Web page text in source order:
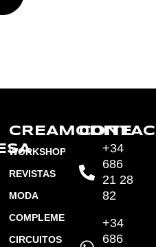
CREAMODITE
WORKSHOPS
REVISTAS
MODA
COMPLEMENTOS
CIRCUITOS
+34
686
21 28
82
+34
686